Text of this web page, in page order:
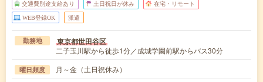
交通費別途支給あり 土日祝日が休み 在宅・リモート
WEB登録OK 派遣
勤務地 東京都世田谷区
二子玉川駅から徒歩1分／成城学園前駅からバス30分
曜日頻度 月～金（土日祝休み）